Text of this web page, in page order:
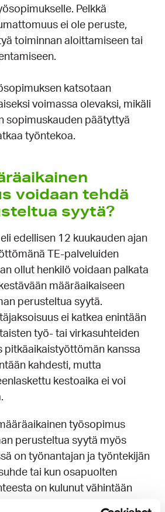
Pelkkä
ei ole peruste,
toiminnan aloittamiseen tai
katsotaan
voimassa olevaksi, mikäli
sopimuskauden päätyttyä
työntekoa.
voidaan tehdä
syytä?
edellisen 12 kuukauden ajan
TE-palveluiden
ollut henkilö voidaan palkata
määräaikaiseen
perusteltua syytä.
ei katkea enintään
työ- tai virkasuhteiden
pitkäaikaistyöttömän kanssa
kahdesti, mutta
kestoaika ei voi
työsopimus
perusteltua syytä myös
on työnantajan ja työntekijän
tai kun osapuolten
on kulunut vähintään